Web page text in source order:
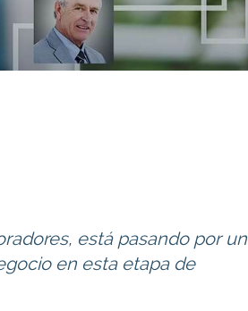
está pasando por un
en esta etapa de